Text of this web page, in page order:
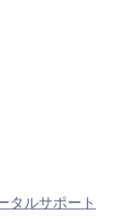
タルサポート